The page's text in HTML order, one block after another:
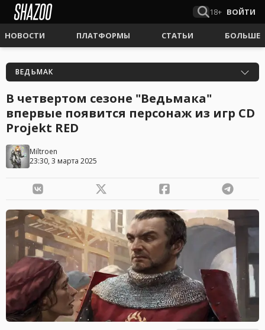
18+ ВОЙТИ
НОВОСТИ ПЛАТФОРМЫ СТАТЬИ БОЛЬШЕ
ВЕДЬМАК
В четвертом сезоне "Ведьмака"
впервые появится персонаж из игр CD
Projekt RED
Miltroen
23:30, 3 марта 2025